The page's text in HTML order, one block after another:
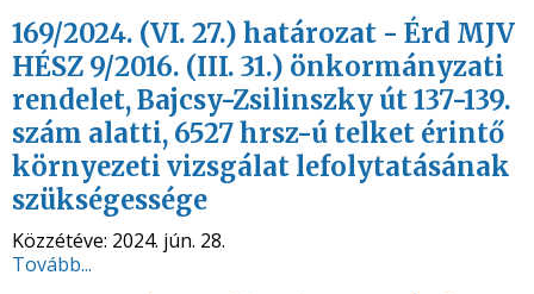
169/2024. (VI. 27.) határozat - Érd MJV
HÉSZ 9/2016. (III. 31.) önkormányzati
rendelet, Bajcsy-Zsilinszky út 137-139.
szám alatti, 6527 hrsz-ú telket érintő
környezeti vizsgálat lefolytatásának
szükségessége
Közzétéve: 2024. jún. 28.
Tovább...